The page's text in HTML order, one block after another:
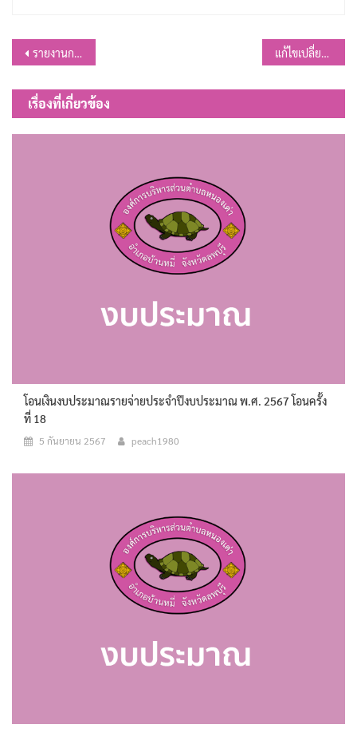
แนะแนว
เรื่อง
รายงานการประชุมสภา สมัยวิสามัญ สมัยที่ 1 ครั้งที่ 1/2567 แก้ไขเปลี่ยนแปลงคำชี้แจงงบประมาณรายจ่าย ประจำปีงบประมาณ พ.ศ.2567 ครั้งที่ 2
เรื่องที่เกี่ยวข้อง
โอนเงินงบประมาณรายจ่ายประจำปีงบประมาณ พ.ศ. 2567 โอนครั้ง
ที่ 18
5 กันยายน 2567 peach1980